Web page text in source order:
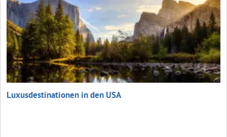
Luxusdestinationen in den USA